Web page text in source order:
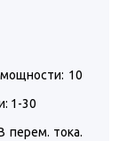
10
1-30
тока.